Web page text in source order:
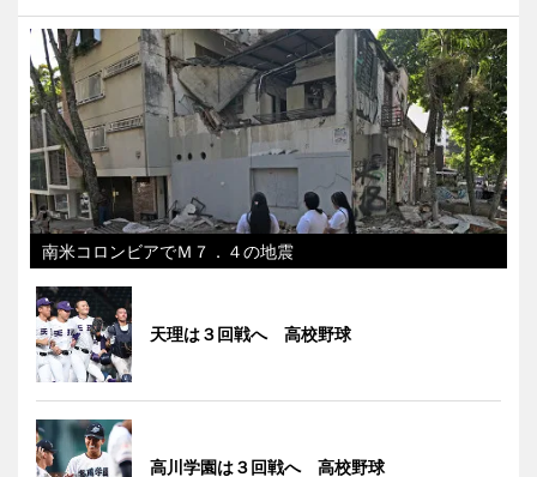
南米コロンビアでＭ７．４の地震
天理は３回戦へ 高校野球
高川学園は３回戦へ 高校野球